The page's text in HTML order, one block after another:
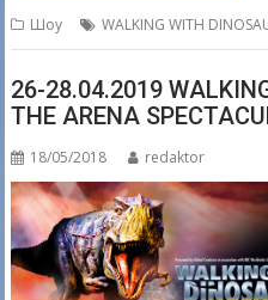
er b
o
o
k
e
Шоу WALKING WITH
26-28.04.2019
THE ARENA
18/05/2018 redaktor